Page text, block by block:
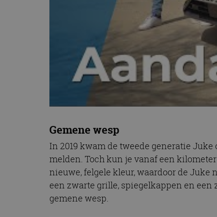
Gemene wesp
In 2019 kwam de tweede generatie
melden. Toch kun je vanaf een
nieuwe, felgele kleur, waardoor de Juke
een zwarte grille, spiegelkappen en
gemene wesp.
Naam
Domein
_fbp
Meta
Google
omx_consent